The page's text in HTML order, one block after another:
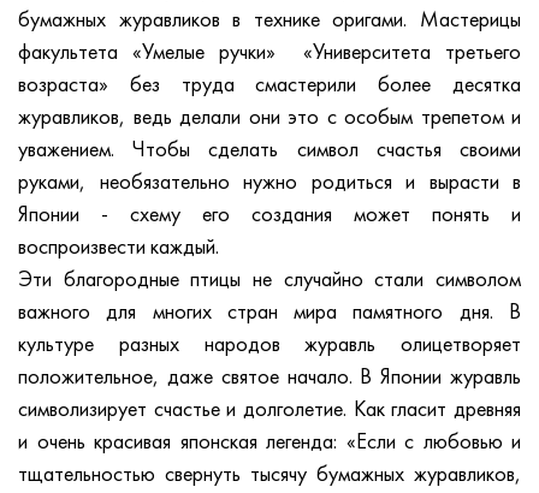
бумажных журавликов в технике оригами. Мастерицы
факультета «Умелые ручки» «Университета третьего
возраста» без труда смастерили более десятка
журавликов, ведь делали они это с особым трепетом и
уважением. Чтобы сделать символ счастья своими
руками, необязательно нужно родиться и вырасти в
Японии - схему его создания может понять и
воспроизвести каждый.
Эти благородные птицы не случайно стали символом
важного для многих стран мира памятного дня. В
культуре разных народов журавль олицетворяет
положительное, даже святое начало. В Японии журавль
символизирует счастье и долголетие. Как гласит древняя
и очень красивая японская легенда: «Если с любовью и
тщательностью свернуть тысячу бумажных журавликов,